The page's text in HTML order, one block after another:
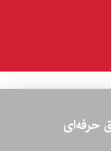
حرفه‌ای